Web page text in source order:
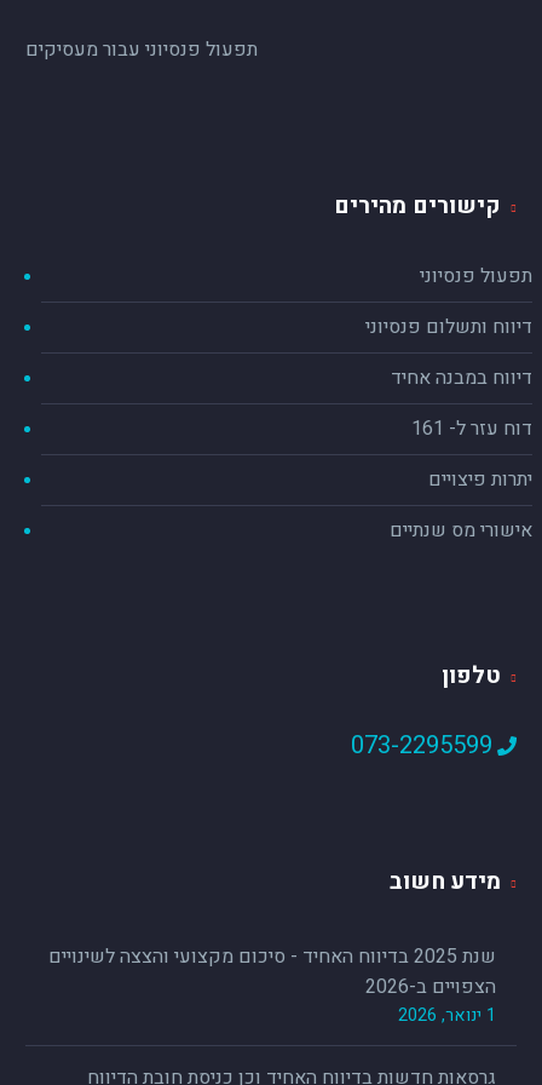
תפעול פנסיוני עבור מעסיקים
קישורים מהירים
תפעול פנסיוני
דיווח ותשלום פנסיוני
דיווח במבנה אחיד
דוח עזר ל- 161
יתרות פיצויים
אישורי מס שנתיים
טלפון
073-2295599
מידע חשוב
שנת 2025 בדיווח האחיד - סיכום מקצועי והצצה לשינויים
הצפויים ב-2026
1 ינואר, 2026
גרסאות חדשות בדיווח האחיד וכן כניסת חובת הדיווח